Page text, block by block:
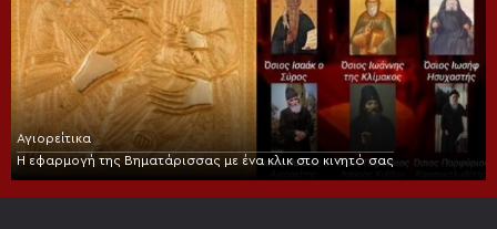
Αγιορείτικα
Η εφαρμογή της Βηματάρισσας με ένα κλικ στο κινητό σας